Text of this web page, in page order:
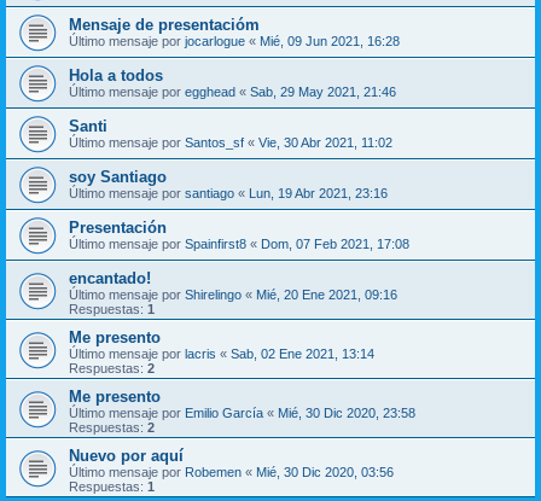
Mensaje de presentacióm
Último mensaje por jocarlogue « Mié, 09 Jun 2021, 16:28
Hola a todos
Último mensaje por egghead « Sab, 29 May 2021, 21:46
Santi
Último mensaje por Santos_sf « Vie, 30 Abr 2021, 11:02
soy Santiago
Último mensaje por santiago « Lun, 19 Abr 2021, 23:16
Presentación
Último mensaje por Spainfirst8 « Dom, 07 Feb 2021, 17:08
encantado!
Último mensaje por Shirelingo « Mié, 20 Ene 2021, 09:16
Respuestas: 1
Me presento
Último mensaje por lacris « Sab, 02 Ene 2021, 13:14
Respuestas: 2
Me presento
Último mensaje por Emilio García « Mié, 30 Dic 2020, 23:58
Respuestas: 2
Nuevo por aquí
Último mensaje por Robemen « Mié, 30 Dic 2020, 03:56
Respuestas: 1